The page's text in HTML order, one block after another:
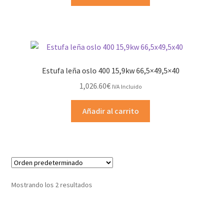
Estufa leña oslo 400 15,9kw 66,5×49,5×40
1,026.60€ IVA Incluido
Añadir al carrito
Mostrando los 2 resultados